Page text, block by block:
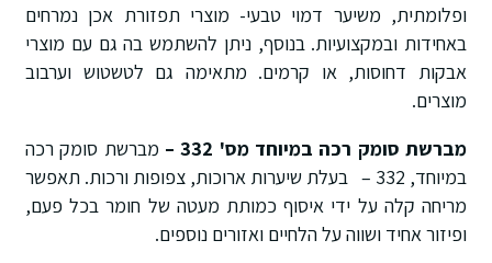
ופלומתית, משיער דמוי טבעי- מוצרי תפזורת אכן נמרחים
באחידות ובמקצועיות. בנוסף, ניתן להשתמש בה גם עם מוצרי
אבקות דחוסות, או קרמים. מתאימה גם לטשטוש וערבוב
מוצרים.
מברשת סומק רכה במיוחד מס' 332 –
מברשת סומק רכה
במיוחד, 332 – בעלת שיערות ארוכות, צפופות ורכות. תאפשר
מריחה קלה על ידי איסוף כמותת מעטה של חומר בכל פעם,
ופיזור אחיד ושווה על הלחיים ואזורים נוספים.